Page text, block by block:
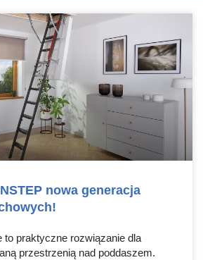
nowa generacja
to praktyczne rozwiązanie dla
przestrzenią nad poddaszem.